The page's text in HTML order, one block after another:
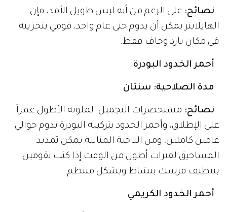
نصائح: على الرغم من أنه ليس طويل الأمد، فإن
الهايلايتر يمكن أن يدوم حتى عام واحد، قومي بتخزينه
في مكان بارد وجاف فقط.
أحمر الخدود البودرة
مدة الصلاحية: سنتان
نصائح: مستحضرات التجميل الملونة الأطول عمراً
على الإطلاق، وأحمر الخدود بتركيبة البودرة يدوم حوالي
عامين كاملين، ومن الناحية المثالية يمكن تمديد
المساحيق لفترات أطول من الوقت إذا كنت تقومين
بتنظيف فرشك بنشاط وبشكل منتظم.
أحمر الخدود الكريمي